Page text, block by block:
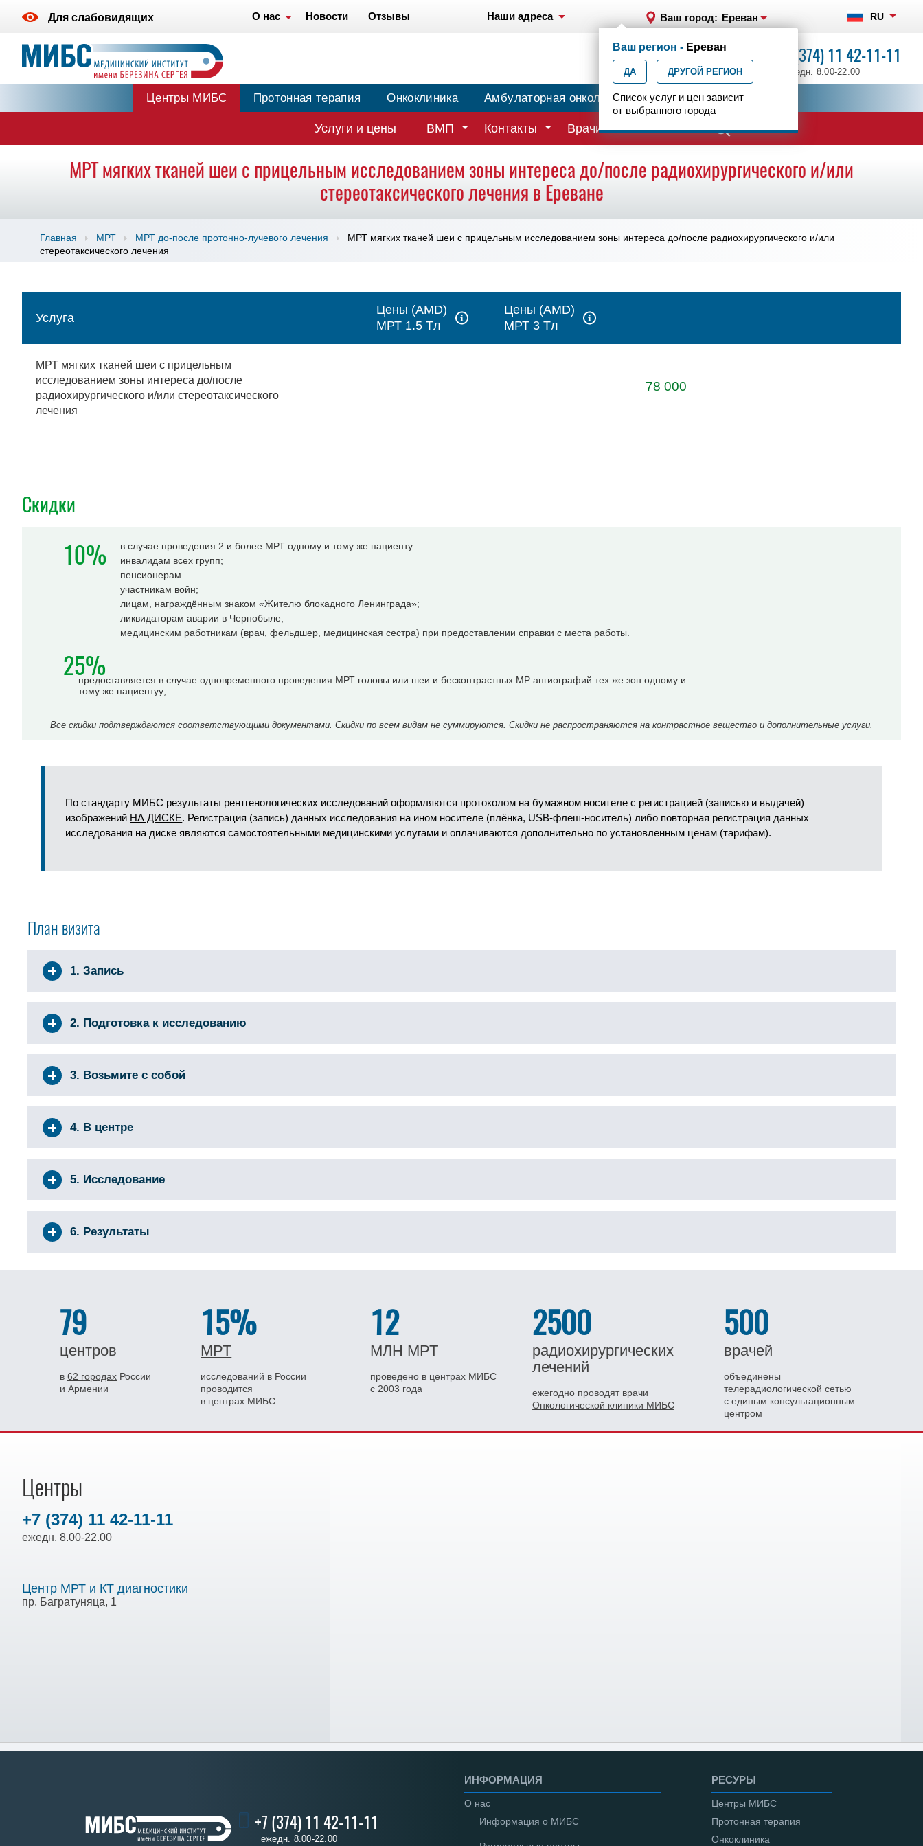
Для слабовидящих О нас Новости Отзывы Наши адреса Ваш город: Ереван RU
+7 (374) 11 42-11-11
ежедн. 8.00-22.00
Ваш регион - Ереван
ДА ДРУГОЙ РЕГИОН
Список услуг и цен зависит
от выбранного города
Центры МИБС Протонная терапия Онкоклиника Амбулаторная онкология Центр эпилептологии
Услуги и цены ВМП Контакты Врачи
МРТ мягких тканей шеи с прицельным исследованием зоны интереса до/после радиохирургического и/или
стереотаксического лечения в Ереване
Главная МРТ МРТ до-после протонно-лучевого лечения
МРТ мягких тканей шеи с прицельным исследованием зоны интереса до/после радиохирургического и/или
стереотаксического лечения
Услуга
Цены (AMD)
МРТ 1.5 Tл
Цены (AMD)
МРТ 3 Tл
МРТ мягких тканей шеи с прицельным
исследованием зоны интереса до/после
радиохирургического и/или стереотаксического
лечения
78 000
Скидки
10%
в случае проведения 2 и более МРТ одному и тому же пациенту
инвалидам всех групп;
пенсионерам
участникам войн;
лицам, награждённым знаком «Жителю блокадного Ленинграда»;
ликвидаторам аварии в Чернобыле;
медицинским работникам (врач, фельдшер, медицинская сестра) при предоставлении справки с места работы.
25%
предоставляется в случае одновременного проведения МРТ головы или шеи и бесконтрастных МР ангиографий тех же зон одному и
тому же пациентуу;
Все скидки подтверждаются соответствующими документами. Скидки по всем видам не суммируются. Скидки не распространяются на контрастное вещество и дополнительные услуги.
По стандарту МИБС результаты рентгенологических исследований оформляются протоколом на бумажном носителе с регистрацией (записью и выдачей)
изображений НА ДИСКЕ. Регистрация (запись) данных исследования на ином носителе (плёнка, USB-флеш-носитель) либо повторная регистрация данных
исследования на диске являются самостоятельными медицинскими услугами и оплачиваются дополнительно по установленным ценам (тарифам).
План визита
1. Запись
2. Подготовка к исследованию
3. Возьмите с собой
4. В центре
5. Исследование
6. Результаты
79
центров
в 62 городах России
и Армении
15%
МРТ
исследований в России
проводится
в центрах МИБС
12
МЛН МРТ
проведено в центрах МИБС
с 2003 года
2500
радиохирургических
лечений
ежегодно проводят врачи
Онкологической клиники МИБС
500
врачей
объединены
телерадиологической сетью
с единым консультационным
центром
Центры
+7 (374) 11 42-11-11
ежедн. 8.00-22.00
Центр МРТ и КТ диагностики
пр. Багратуняца, 1
+7 (374) 11 42-11-11
ежедн. 8.00-22.00
ИНФОРМАЦИЯ
О нас
Информация о МИБС
РЕСУРЫ
Центры МИБС
Протонная терапия
Онкоклиника